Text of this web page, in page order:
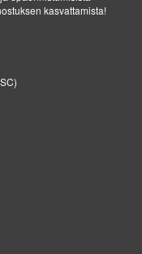
kasvattamista!